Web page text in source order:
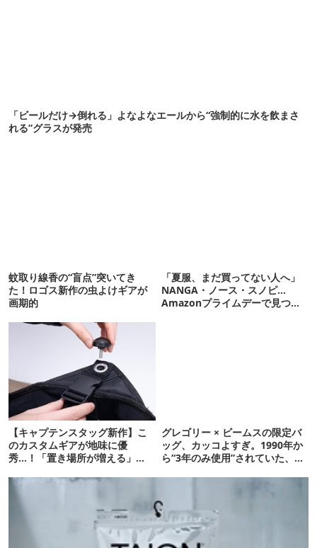
「ビールだけ→倒れる」よなよなエールから“強制的に水を飲まさ
れる”グラスが発売
蚊取り線香の“盲点”突いてき
た！ロゴス新作の虫よけギアが
画期的
「夏服、まだ買ってない人へ」
NANGA・ノース・スノピ…
Amazonプライムデーで見つけ
【キャプテンスタッグ新作】こ
のカスタムギアが地味に優
秀…！「置き場所が増える」
グレゴリー × ビームスの限定バ
ッグ、カッコよすぎ。1990年か
ら“3年のみ使用”されていた、紫